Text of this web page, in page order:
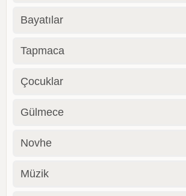
Bayatılar
Tapmaca
Çocuklar
Gülmece
Novhe
Müzik